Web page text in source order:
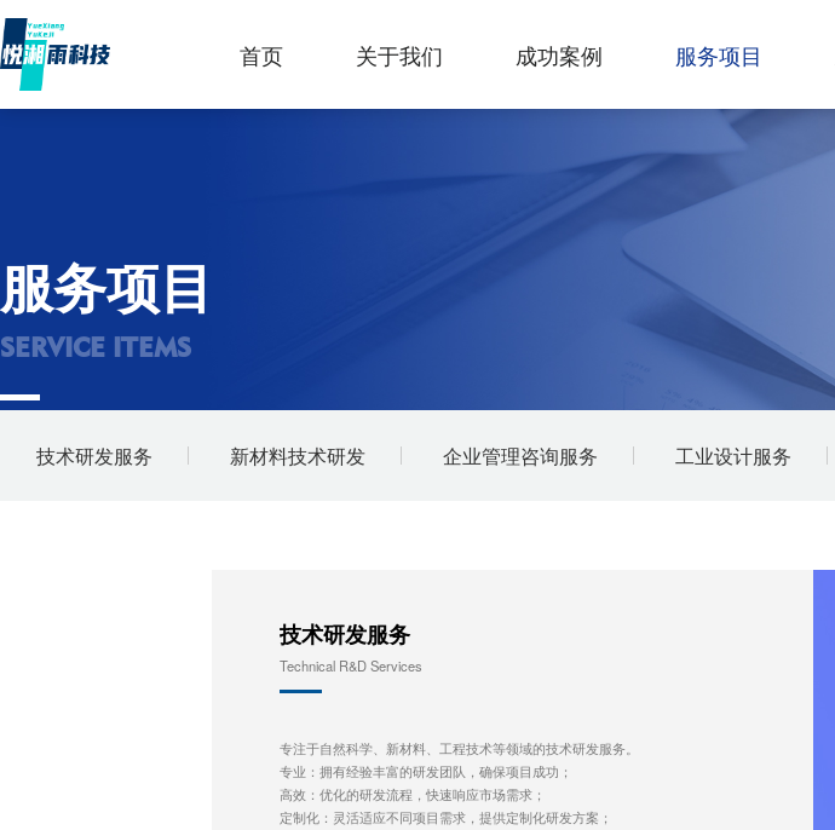
首页 关于我们 成功案例 服务项目
服务项目
SERVICE ITEMS
技术研发服务 新材料技术研发 企业管理咨询服务 工业设计服务
技术研发服务
Technical R&D Services
专注于自然科学、新材料、工程技术等领域的技术研发服务。
专业：拥有经验丰富的研发团队，确保项目成功；
高效：优化的研发流程，快速响应市场需求；
定制化：灵活适应不同项目需求，提供定制化研发方案；